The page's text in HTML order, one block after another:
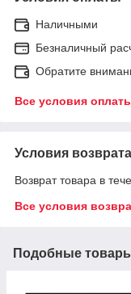
Наличными
Безналичный
Обратите
Все условия
Условия возврата
Возврат товара в
Все условия
Подобные